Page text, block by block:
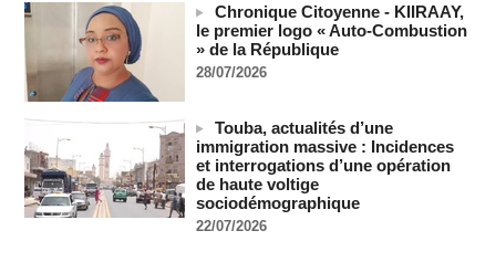
08/08/2026 -MOMO ALADJI
A Ceuta, les enfants migrants risquent d'être victimes de
maltraitance et d'exploitation, avertissent des ONG
07/08/2026 -
Les Bourses mondiales touchent des sommets après
l'emploi américain
07/08/2026
"Construction de la Grande Côte D'ivoire" : Le Président
Alassane Ouattara appelle à la contribution de toutes les forces
Chronique Citoyenne - KIIRAAY,
le premier logo « Auto-Combustion
» de la République
28/07/2026
Touba, actualités d’une
immigration massive : Incidences
et interrogations d’une opération
de haute voltige
sociodémographique
22/07/2026